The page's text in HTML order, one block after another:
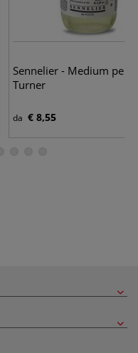
Sennelier - Medium per
Turner
da € 8,55